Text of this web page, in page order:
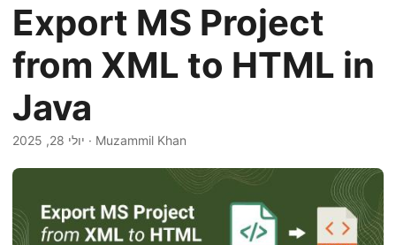
Export MS Project
from XML to HTML in
Java
יולי 28, 2025 · Muzammil Khan